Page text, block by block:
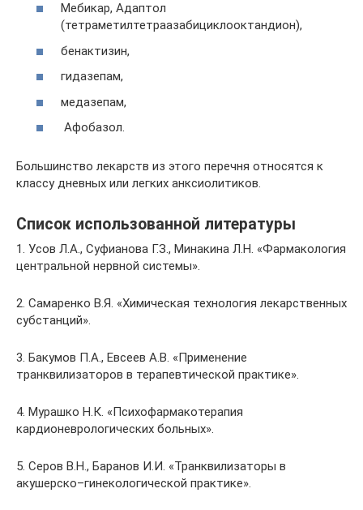
Мебикар, Адаптол
(тетраметилтетраазабициклооктандион),
бенактизин,
гидазепам,
медазепам,
Афобазол.
Большинство лекарств из этого перечня относятся к
классу дневных или легких анксиолитиков.
Список использованной литературы
1. Усов Л.А., Суфианова Г.З., Минакина Л.Н. «Фармакология
центральной нервной системы».
2. Самаренко В.Я. «Химическая технология лекарственных
субстанций».
3. Бакумов П.А., Евсеев А.В. «Применение
транквилизаторов в терапевтической практике».
4. Мурашко Н.К. «Психофармакотерапия
кардионеврологических больных».
5. Серов В.Н., Баранов И.И. «Транквилизаторы в
акушерско–гинекологической практике».